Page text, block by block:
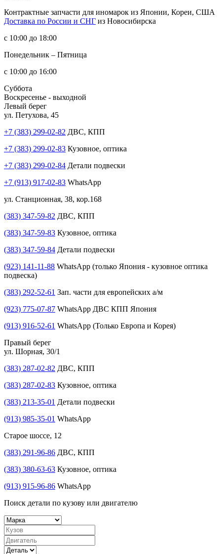
Контрактные запчасти для иномарок из Японии, Кореи, США
Доставка по России и СНГ из Новосибирска
с 10:00 до 18:00
Понедельник – Пятница
с 10:00 до 16:00
Суббота
Воскресенье - выходной
Левый берег
ул. Петухова, 45
+7 (383) 299-02-82 ДВС, КПП
+7 (383) 299-02-83 Кузовное, оптика
+7 (383) 299-02-84 Детали подвески
+7 (913) 917-02-83 WhatsApp
ул. Станционная, 38, кор.168
(383) 347-59-82 ДВС, КПП
(383) 347-59-83 Кузовное, оптика
(383) 347-59-84 Детали подвески
(923) 141-11-88 WhatsApp (только Япония - кузовное оптика
подвеска)
(383) 292-52-61 Зап. части для европейских а/м
(923) 775-07-87 WhatsApp ДВС КПП Япония
(913) 916-52-61 WhatsApp (Только Европа и Корея)
Правый берег
ул. Шорная, 30/1
(383) 287-02-82 ДВС, КПП
(383) 287-02-83 Кузовное, оптика
(383) 213-35-01 Детали подвески
(913) 985-35-01 WhatsApp
Старое шоссе, 12
(383) 291-96-86 ДВС, КПП
(383) 380-63-63 Кузовное, оптика
(913) 915-96-86 WhatsApp
Поиск детали по кузову или двигателю